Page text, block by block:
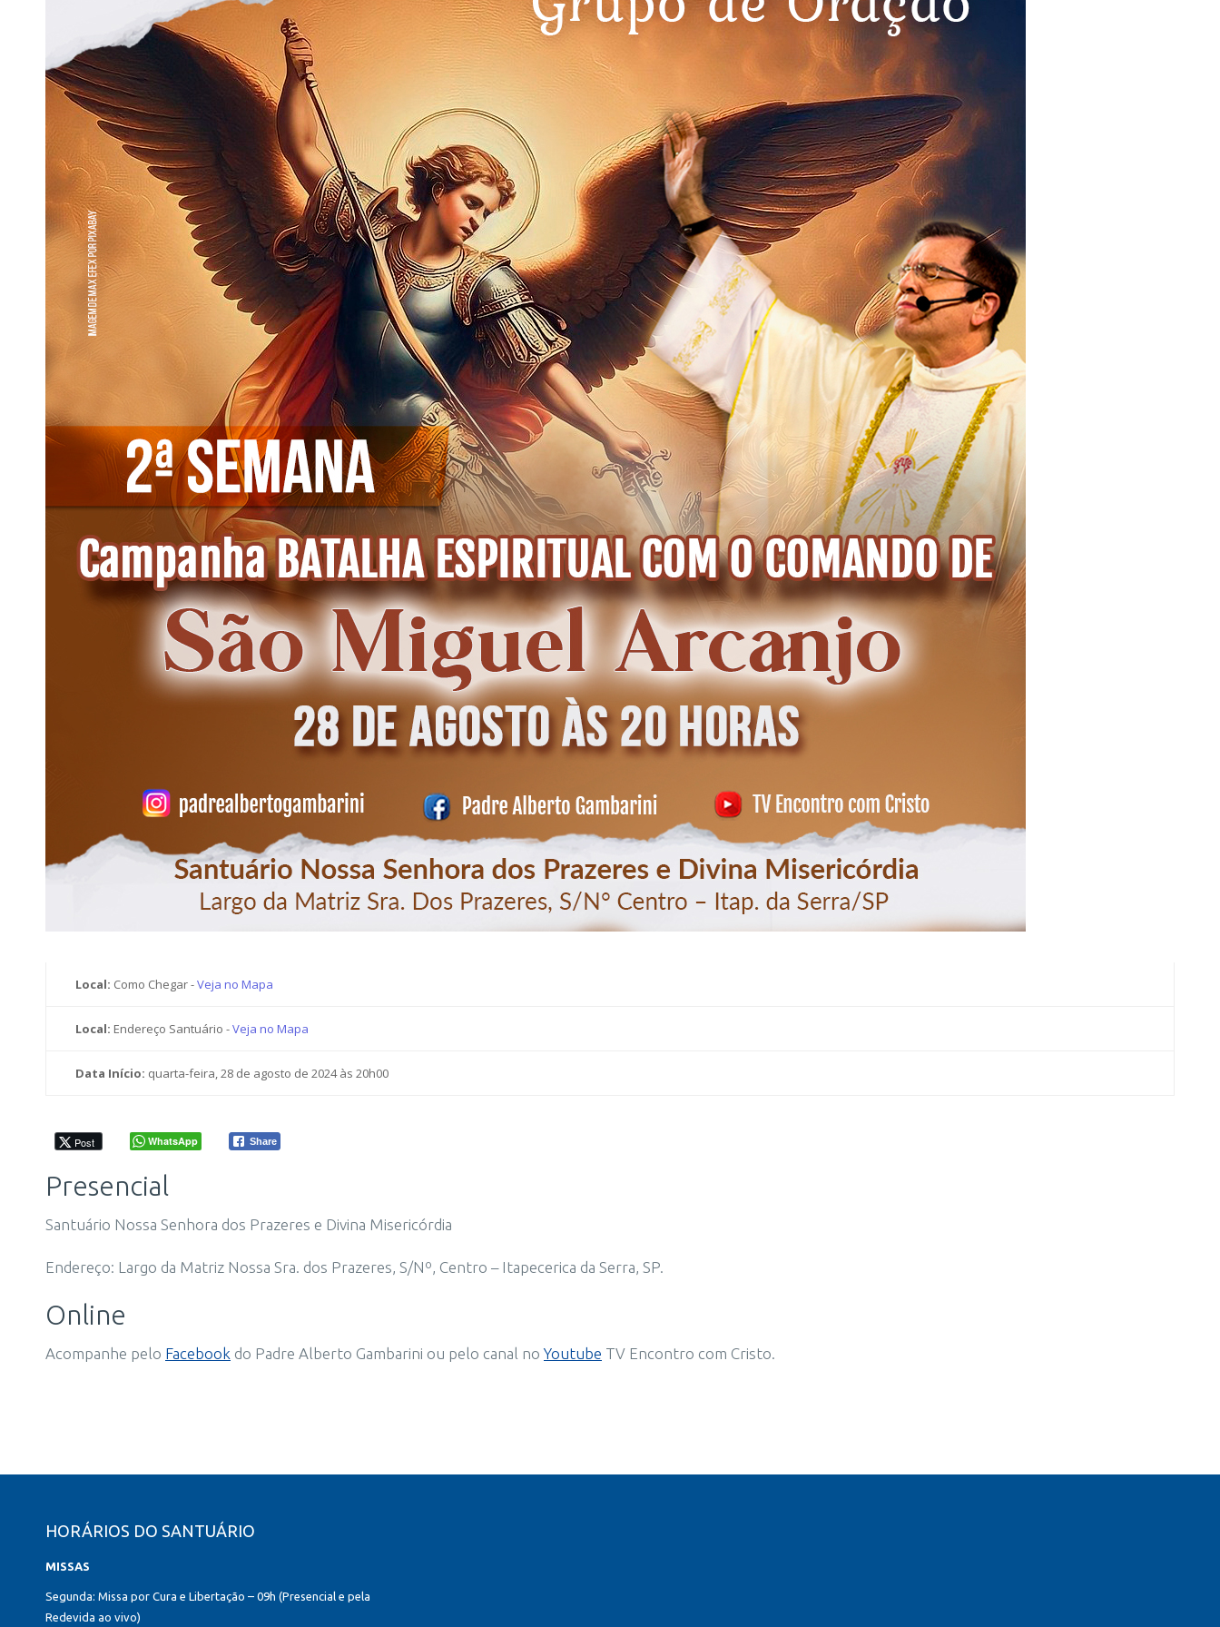
Local: Como Chegar -Veja no Mapa
Local: Endereço Santuário -Veja no Mapa
Data Início: quarta-feira, 28 de agosto de 2024 às 20h00
Post WhatsApp Share
Presencial
Santuário Nossa Senhora dos Prazeres e Divina Misericórdia
Endereço: Largo da Matriz Nossa Sra. dos Prazeres, S/Nº, Centro – Itapecerica da Serra, SP.
Online
Acompanhe pelo Facebook do Padre Alberto Gambarini ou pelo canal no Youtube TV Encontro com Cristo.
HORÁRIOS DO SANTUÁRIO
MISSAS
Segunda: Missa por Cura e Libertação – 09h (Presencial e pela
Redevida ao vivo)